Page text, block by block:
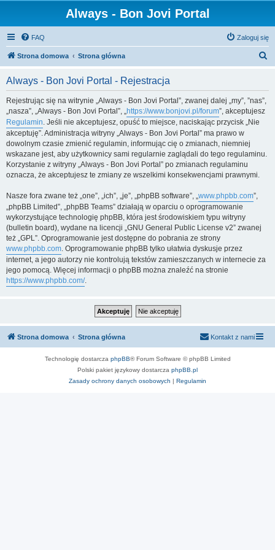
Always - Bon Jovi Portal
FAQ Zaloguj się
Strona domowa Strona główna
Always - Bon Jovi Portal - Rejestracja
Rejestrując się na witrynie „Always - Bon Jovi Portal”, zwanej dalej „my”, ”nas”,
„nasza”, „Always - Bon Jovi Portal”, „https://www.bonjovi.pl/forum”, akceptujesz
Regulamin. Jeśli nie akceptujesz, opuść to miejsce, naciskając przycisk „Nie
akceptuję”. Administracja witryny „Always - Bon Jovi Portal” ma prawo w
dowolnym czasie zmienić regulamin, informując cię o zmianach, niemniej
wskazane jest, aby użytkownicy sami regularnie zaglądali do tego regulaminu.
Korzystanie z witryny „Always - Bon Jovi Portal” po zmianach regulaminu
oznacza, że akceptujesz te zmiany ze wszelkimi konsekwencjami prawnymi.
Nasze fora zwane też „one”, „ich”, „je”, „phpBB software”, „www.phpbb.com”,
„phpBB Limited”, „phpBB Teams” działają w oparciu o oprogramowanie
wykorzystujące technologię phpBB, która jest środowiskiem typu witryny
(bulletin board), wydane na licencji „GNU General Public License v2” zwanej
też „GPL”. Oprogramowanie jest dostępne do pobrania ze strony
www.phpbb.com. Oprogramowanie phpBB tylko ułatwia dyskusje przez
internet, a jego autorzy nie kontrolują tekstów zamieszczanych w internecie za
jego pomocą. Więcej informacji o phpBB można znaleźć na stronie
https://www.phpbb.com/.
Strona domowa Strona główna Kontakt z nami
Technologię dostarcza phpBB® Forum Software © phpBB Limited
Polski pakiet językowy dostarcza phpBB.pl
Zasady ochrony danych osobowych | Regulamin